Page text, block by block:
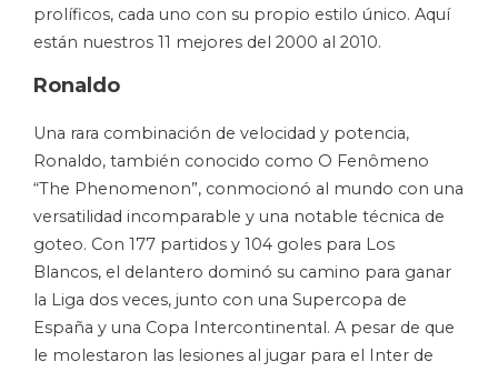
prolíficos, cada uno con su propio estilo único. Aquí
están nuestros 11 mejores del 2000 al 2010.
Ronaldo
Una rara combinación de velocidad y potencia,
Ronaldo, también conocido como O Fenômeno
“The Phenomenon”, conmocionó al mundo con una
versatilidad incomparable y una notable técnica de
goteo. Con 177 partidos y 104 goles para Los
Blancos, el delantero dominó su camino para ganar
la Liga dos veces, junto con una Supercopa de
España y una Copa Intercontinental. A pesar de que
le molestaron las lesiones al jugar para el Inter de